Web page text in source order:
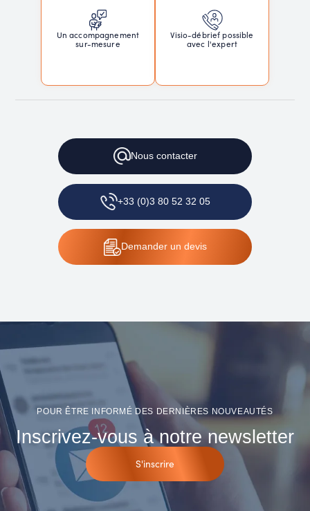
Un accompagnement
sur-mesure
Visio-débrief possible
avec l'expert
Nous contacter
+33 (0)3 80 52 32 05
Demander un devis
POUR ÊTRE INFORMÉ DES DERNIÈRES NOUVEAUTÉS
Inscrivez-vous à notre newsletter
S'inscrire